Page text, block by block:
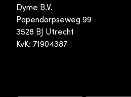
Dyme B.V.
Papendorpseweg 99
3528 BJ Utrecht
KvK: 71904387